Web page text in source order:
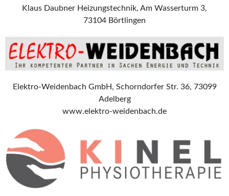
Klaus Daubner Heizungstechnik, Am Wasserturm 3,
73104 Börtlingen
Elektro-Weidenbach GmbH, Schorndorfer Str. 36, 73099
Adelberg
www.elektro-weidenbach.de